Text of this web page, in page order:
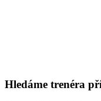
Hledáme trenéra